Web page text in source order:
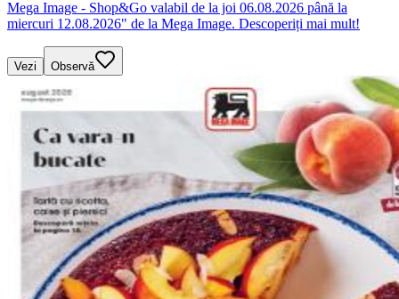
Mega Image - Shop&Go valabil de la joi 06.08.2026 până la
miercuri 12.08.2026" de la Mega Image. Descoperiți mai mult!
Vezi Observă